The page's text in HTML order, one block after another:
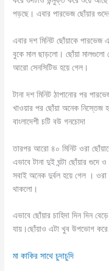
পড়ছে। এবার পারভেজ ছোঁয়ার
এবার দশ মিনিট ছোঁয়াকে পারভেজ
বুকে মাল ছাড়লো। ছোঁয়া মালগুলো
আরো সেনসিটিভ হয়ে গেল।
টানা দশ মিনিট ঠাপানোর পর
খাওয়ার পর ছোঁয়া অনেক নিস্তেজ
বাংলাদেশী চটি বউ গনচোদা
তারপর আরো ৪০ মিনিট ওরা
এভাবে টানা দুই ঘন্টা ছোঁয়ার
সবাই অনেক দুর্বল হয়ে গেল । ওরা
থাকলো।
এভাবে ছোঁয়ার চাহিদা দিন দিন
যায়।ছোঁয়াও এটা খুব উপভোগ করে
মা কাকির সাথে চুদাচুদি